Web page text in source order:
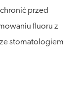
przed
fluoru z
stomatologiem